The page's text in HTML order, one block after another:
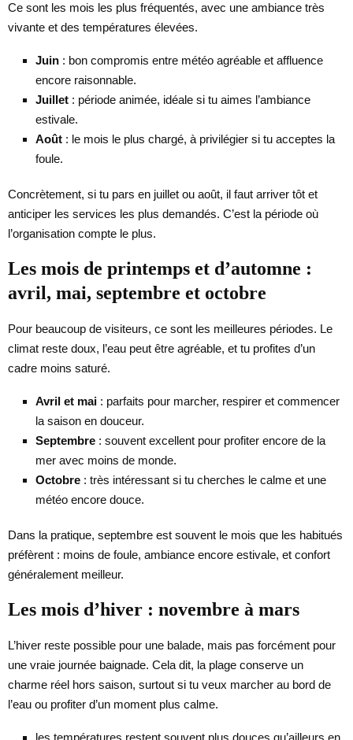
Ce sont les mois les plus fréquentés, avec une ambiance très
vivante et des températures élevées.
Juin : bon compromis entre météo agréable et affluence
encore raisonnable.
Juillet : période animée, idéale si tu aimes l’ambiance
estivale.
Août : le mois le plus chargé, à privilégier si tu acceptes la
foule.
Concrètement, si tu pars en juillet ou août, il faut arriver tôt et
anticiper les services les plus demandés. C’est la période où
l’organisation compte le plus.
Les mois de printemps et d’automne :
avril, mai, septembre et octobre
Pour beaucoup de visiteurs, ce sont les meilleures périodes. Le
climat reste doux, l’eau peut être agréable, et tu profites d’un
cadre moins saturé.
Avril et mai : parfaits pour marcher, respirer et commencer
la saison en douceur.
Septembre : souvent excellent pour profiter encore de la
mer avec moins de monde.
Octobre : très intéressant si tu cherches le calme et une
météo encore douce.
Dans la pratique, septembre est souvent le mois que les habitués
préfèrent : moins de foule, ambiance encore estivale, et confort
généralement meilleur.
Les mois d’hiver : novembre à mars
L’hiver reste possible pour une balade, mais pas forcément pour
une vraie journée baignade. Cela dit, la plage conserve un
charme réel hors saison, surtout si tu veux marcher au bord de
l’eau ou profiter d’un moment plus calme.